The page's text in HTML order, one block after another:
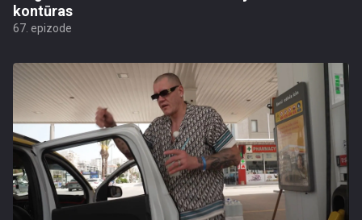
kontūras
67. epizode